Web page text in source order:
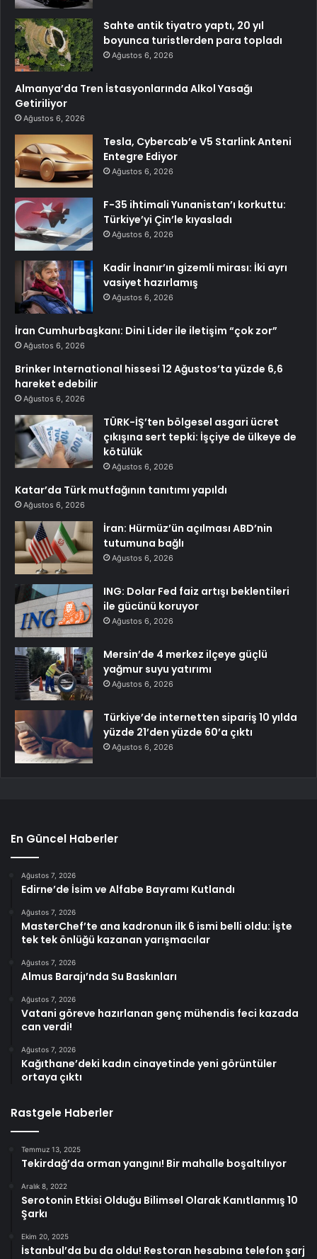
Sahte antik tiyatro yaptı, 20 yıl
boyunca turistlerden para topladı
Ağustos 6, 2026
Almanya’da Tren İstasyonlarında Alkol Yasağı
Getiriliyor
Ağustos 6, 2026
Tesla, Cybercab’e V5 Starlink Anteni
Entegre Ediyor
Ağustos 6, 2026
F-35 ihtimali Yunanistan’ı korkuttu:
Türkiye’yi Çin’le kıyasladı
Ağustos 6, 2026
Kadir İnanır’ın gizemli mirası: İki ayrı
vasiyet hazırlamış
Ağustos 6, 2026
İran Cumhurbaşkanı: Dini Lider ile iletişim “çok zor”
Ağustos 6, 2026
Brinker International hissesi 12 Ağustos’ta yüzde 6,6
hareket edebilir
Ağustos 6, 2026
TÜRK-İŞ’ten bölgesel asgari ücret
çıkışına sert tepki: İşçiye de ülkeye de
kötülük
Ağustos 6, 2026
Katar’da Türk mutfağının tanıtımı yapıldı
Ağustos 6, 2026
İran: Hürmüz’ün açılması ABD’nin
tutumuna bağlı
Ağustos 6, 2026
ING: Dolar Fed faiz artışı beklentileri
ile gücünü koruyor
Ağustos 6, 2026
Mersin’de 4 merkez ilçeye güçlü
yağmur suyu yatırımı
Ağustos 6, 2026
Türkiye’de internetten sipariş 10 yılda
yüzde 21’den yüzde 60’a çıktı
Ağustos 6, 2026
En Güncel Haberler
Ağustos 7, 2026
Edirne’de İsim ve Alfabe Bayramı Kutlandı
Ağustos 7, 2026
MasterChef’te ana kadronun ilk 6 ismi belli oldu: İşte
tek tek önlüğü kazanan yarışmacılar
Ağustos 7, 2026
Almus Barajı’nda Su Baskınları
Ağustos 7, 2026
Vatani göreve hazırlanan genç mühendis feci kazada
can verdi!
Ağustos 7, 2026
Kağıthane’deki kadın cinayetinde yeni görüntüler
ortaya çıktı
Rastgele Haberler
Temmuz 13, 2025
Tekirdağ’da orman yangını! Bir mahalle boşaltılıyor
Aralık 8, 2022
Serotonin Etkisi Olduğu Bilimsel Olarak Kanıtlanmış 10
Şarkı
Ekim 20, 2025
İstanbul’da bu da oldu! Restoran hesabına telefon şarj